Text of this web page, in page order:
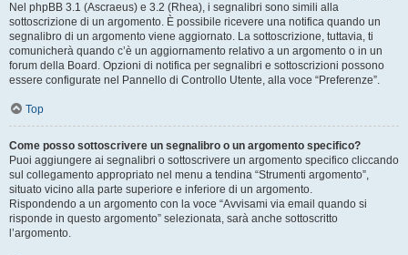
Nel phpBB 3.1 (Ascraeus) e 3.2 (Rhea), i segnalibri sono simili alla
sottoscrizione di un argomento. È possibile ricevere una notifica quando un
segnalibro di un argomento viene aggiornato. La sottoscrizione, tuttavia, ti
comunicherà quando c’è un aggiornamento relativo a un argomento o in un
forum della Board. Opzioni di notifica per segnalibri e sottoscrizioni possono
essere configurate nel Pannello di Controllo Utente, alla voce “Preferenze”.
Top
Come posso sottoscrivere un segnalibro o un argomento specifico?
Puoi aggiungere ai segnalibri o sottoscrivere un argomento specifico cliccando
sul collegamento appropriato nel menu a tendina “Strumenti argomento”,
situato vicino alla parte superiore e inferiore di un argomento.
Rispondendo a un argomento con la voce “Avvisami via email quando si
risponde in questo argomento” selezionata, sarà anche sottoscritto
l’argomento.